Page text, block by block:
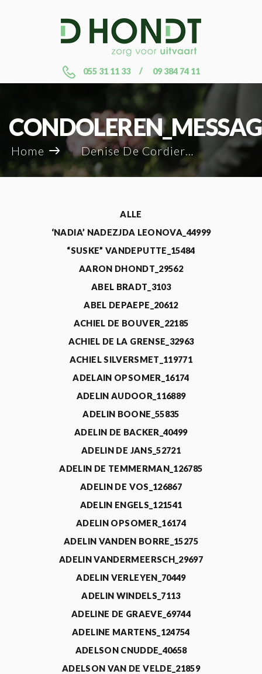
055 31 11 33 09 384 74 11
Home Denise De Cordier_119910
ALLE
‘NADIA’ NADEZJDA LEONOVA_44999
“SUSKE” VANDEPUTTE_15484
AARON DHONDT_29562
ABEL BRADT_3103
ABEL DEPAEPE_20612
ACHIEL DE BOUVER_22185
ACHIEL DE LA GRENSE_32963
ACHIEL SILVERSMET_119771
ADELAIN OPSOMER_16174
ADELIN AUDOOR_116889
ADELIN BOONE_55835
ADELIN DE BACKER_40499
ADELIN DE JANS_52721
ADELIN DE TEMMERMAN_126785
ADELIN DE VOS_126867
ADELIN ENGELS_121541
ADELIN OPSOMER_16174
ADELIN VANDEN BORRE_15275
ADELIN VANDERMEERSCH_29697
ADELIN VERLEYEN_70449
ADELIN WINDELS_7113
ADELINE DE GRAEVE_69744
ADELINE MARTENS_124754
ADELSON CNUDDE_40658
ADELSON VAN DE VELDE_21859